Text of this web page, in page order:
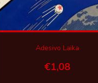
Adesivo Laika
€1,08